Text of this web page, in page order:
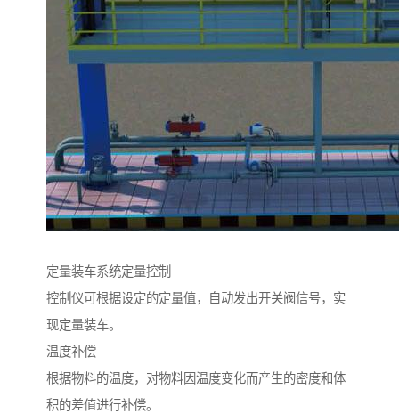
定量装车系统定量控制
控制仪可根据设定的定量值，自动发出开关阀信号，实
现定量装车。
温度补偿
根据物料的温度，对物料因温度变化而产生的密度和体
积的差值进行补偿。